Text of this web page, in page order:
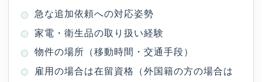
急な追加依頼への対応姿勢
家電・衛生品の取り扱い経験
物件の場所（移動時間・交通手段）
雇用の場合は在留資格（外国籍の方の場合は